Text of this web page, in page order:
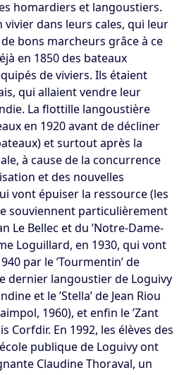
homardiers et langoustiers.
vivier dans leurs cales, qui leur
bons marcheurs grâce à ce
en 1850 des bateaux
de viviers. Ils étaient
qui allaient vendre leur
La flottille langoustière
en 1920 avant de décliner
et surtout après la
à cause de la concurrence
et des nouvelles
vont épuiser la ressource (les
souviennent particulièrement
Le Bellec et du ’Notre-Dame-
Loguillard, en 1930, qui vont
par le ’Tourmentin’ de
dernier langoustier de Loguivy
et le ’Stella’ de Jean Riou
1960), et enfin le ’Zant
Corfdir. En 1992, les élèves des
publique de Loguivy ont
Claudine Thoraval, un